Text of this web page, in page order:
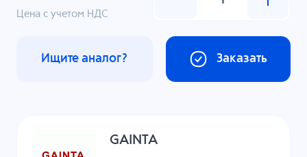
Цена с учетом НДС
Заказать
Ищите аналог?
GAINTA